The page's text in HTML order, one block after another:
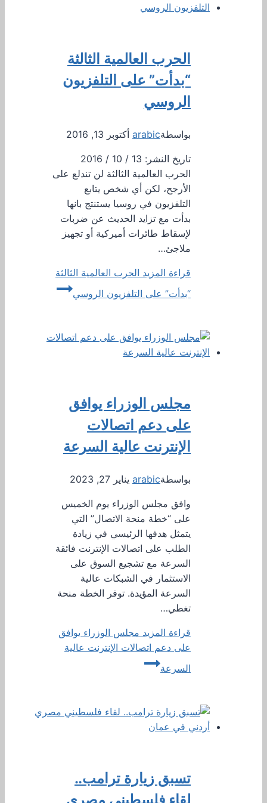
الحرب العالمية الثالثة
“بدأت” على التلفزيون
الروسي
بواسطةarabic أكتوبر 13, 2016
تاريخ النشر: 13 / 10 / 2016
الحرب العالمية الثالثة لن تندلع على
الأرجح، لكن أي شخص يتابع
التلفزيون في روسيا يستنتج بانها
بدأت مع تزايد الحديث عن ضربات
لإسقاط طائرات أميركية أو تجهيز
ملاجئ…
قراءة المزيد الحرب العالمية الثالثة
“بدأت” على التلفزيون الروسي
مجلس الوزراء يوافق
على دعم اتصالات
الإنترنت عالية السرعة
بواسطةarabic يناير 27, 2023
وافق مجلس الوزراء يوم الخميس
على “خطة منحة الاتصال” التي
يتمثل هدفها الرئيسي في زيادة
الطلب على اتصالات الإنترنت فائقة
السرعة مع تشجيع السوق على
الاستثمار في الشبكات عالية
السرعة المؤيدة. توفر الخطة منحة
تغطي…
قراءة المزيد مجلس الوزراء يوافق
على دعم اتصالات الإنترنت عالية
السرعة
تسبق زيارة ترامب..